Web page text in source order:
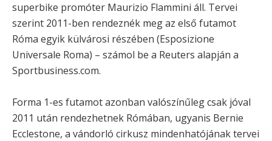
superbike promóter Maurizio Flammini áll. Tervei
szerint 2011-ben rendeznék meg az első futamot
Róma egyik külvárosi részében (Esposizione
Universale Roma) – számol be a Reuters alapján a
Sportbusiness.com.
Forma 1-es futamot azonban valószínűleg csak jóval
2011 után rendezhetnek Rómában, ugyanis Bernie
Ecclestone, a vándorló cirkusz mindenhatójának tervei